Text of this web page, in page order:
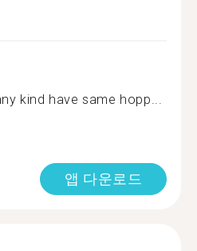
kind have same hopp...
앱 다운로드